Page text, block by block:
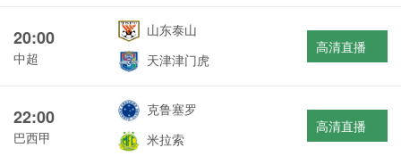
20:00
中超
山东泰山
天津津门虎
高清直播
22:00
巴西甲
克鲁塞罗
米拉索
高清直播